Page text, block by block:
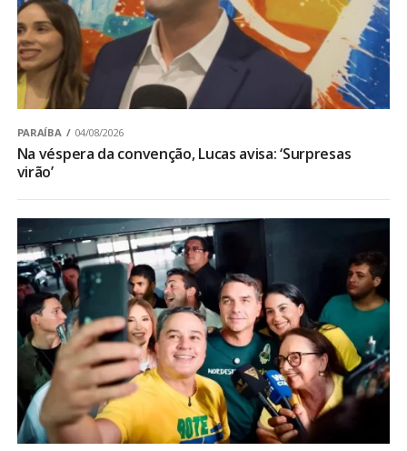
PARAÍBA 04/08/2026
Na véspera da convenção, Lucas avisa: ‘Surpresas
virão’